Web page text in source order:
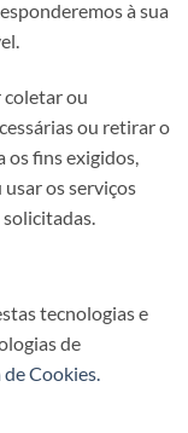
à sua
coletar ou
ou retirar o
os fins exigidos,
os serviços
tecnologias e
de
Cookies.